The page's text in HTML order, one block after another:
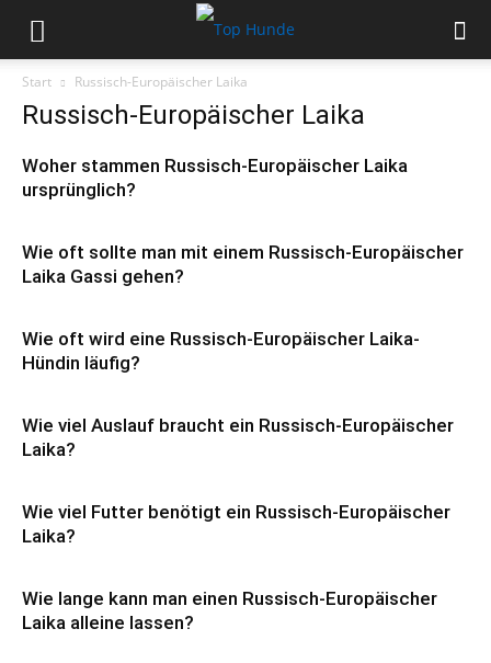
Start Russisch-Europäischer Laika
Russisch-Europäischer Laika
Woher stammen Russisch-Europäischer Laika
ursprünglich?
Wie oft sollte man mit einem Russisch-Europäischer
Laika Gassi gehen?
Wie oft wird eine Russisch-Europäischer Laika-
Hündin läufig?
Wie viel Auslauf braucht ein Russisch-Europäischer
Laika?
Wie viel Futter benötigt ein Russisch-Europäischer
Laika?
Wie lange kann man einen Russisch-Europäischer
Laika alleine lassen?